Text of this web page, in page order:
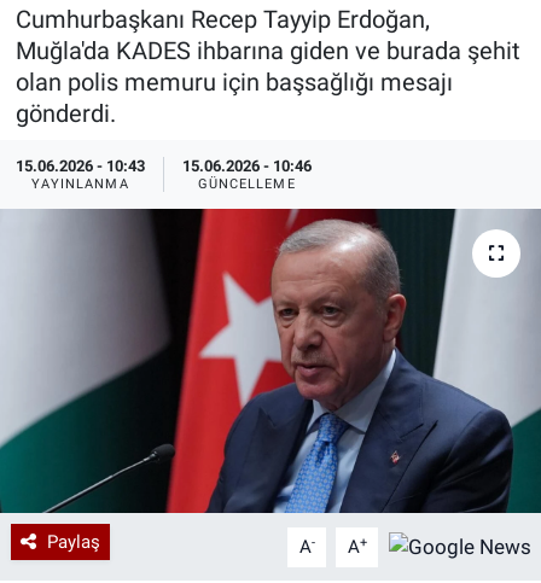
Cumhurbaşkanı Recep Tayyip Erdoğan,
Muğla'da KADES ihbarına giden ve burada şehit
olan polis memuru için başsağlığı mesajı
gönderdi.
15.06.2026 - 10:43
YAYINLANMA
15.06.2026 - 10:46
GÜNCELLEME
Paylaş A- A+
Trend
Özel Haberler
Yazarlar
Ekonomi
Dünya
Medya
Erişim Bilgileri
Teknoloji
Ramazan
Son Dakika Haberleri
Haber Arşivi